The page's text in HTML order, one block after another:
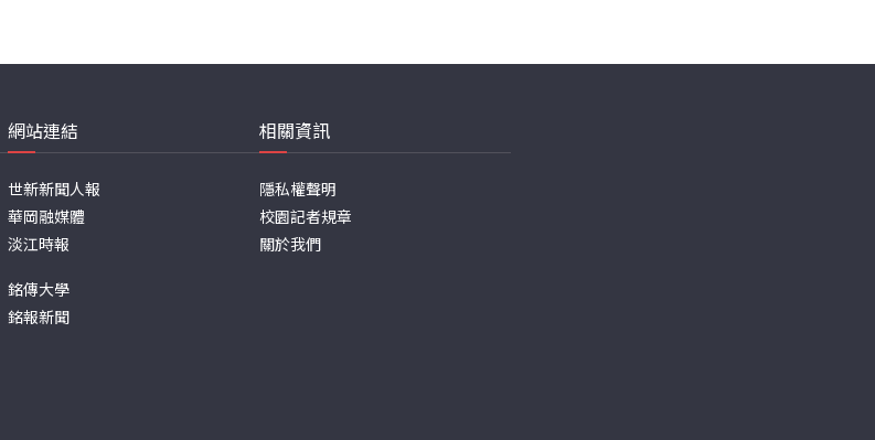
網站連結
世新新聞人報
華岡融媒體
淡江時報
銘傳大學
銘報新聞
相關資訊
隱私權聲明
校園記者規章
關於我們